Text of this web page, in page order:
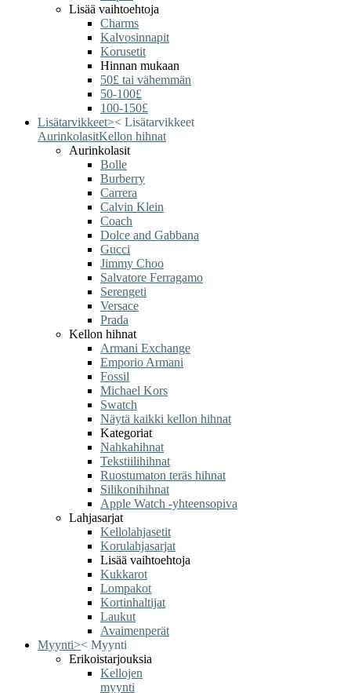
Lisää vaihtoehtoja
Charms
Kalvosinnapit
Korusetit
Hinnan mukaan
50£ tai vähemmän
50-100£
100-150£
Lisätarvikkeet>< Lisätarvikkeet
AurinkolasitKellon hihnat
Aurinkolasit
Bolle
Burberry
Carrera
Calvin Klein
Coach
Dolce and Gabbana
Gucci
Jimmy Choo
Salvatore Ferragamo
Serengeti
Versace
Prada
Kellon hihnat
Armani Exchange
Emporio Armani
Fossil
Michael Kors
Swatch
Näytä kaikki kellon hihnat
Kategoriat
Nahkahihnat
Tekstiilihihnat
Ruostumaton teräs hihnat
Silikonihihnat
Apple Watch -yhteensopiva
Lahjasarjat
Kellolahjasetit
Korulahjasarjat
Lisää vaihtoehtoja
Kukkarot
Lompakot
Kortinhaltijat
Laukut
Avaimenperät
Myynti>< Myynti
Erikoistarjouksia
Kellojen
myynti